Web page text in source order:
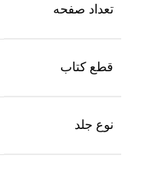
تعداد صفحه
قطع کتاب
نوع جلد